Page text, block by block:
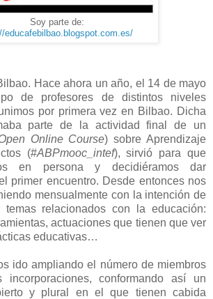
Soy parte de:
educafebilbao.blogspot.com.es/
Hace ahora un año, el 14 de mayo
de profesores de distintos niveles
por primera vez en Bilbao. Dicha
parte de la actividad final de un
Online Course) sobre Aprendizaje
(#ABPmooc_intef), sirvió para que
en persona y decidiéramos dar
primer encuentro. Desde entonces nos
mensualmente con la intención de
relacionados con la educación:
actuaciones que tienen que ver
educativas…
ido ampliando el número de miembros
incorporaciones, conformando así un
y plural en el que tienen cabida